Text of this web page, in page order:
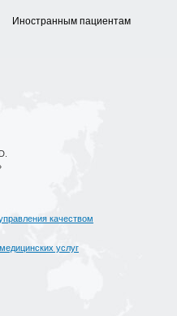
Иностранным пациентам
качеством
услуг